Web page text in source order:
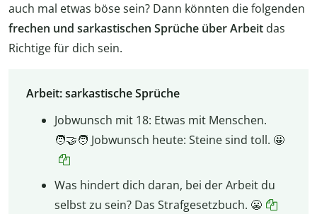
auch mal etwas böse sein? Dann könnten die folgenden
frechen und sarkastischen Sprüche über Arbeit das
Richtige für dich sein.
Arbeit: sarkastische Sprüche
Jobwunsch mit 18: Etwas mit Menschen.
🧑‍🤝‍🧑 Jobwunsch heute: Steine sind toll. 🤩
Was hindert dich daran, bei der Arbeit du
selbst zu sein? Das Strafgesetzbuch. 😬